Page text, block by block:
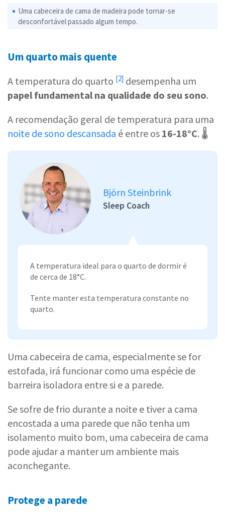
Uma cabeceira de cama de madeira pode tornar-se
desconfortável passado algum tempo.
Um quarto mais quente
A temperatura do quarto [2] desempenha um
papel fundamental na qualidade do seu sono.
A recomendação geral de temperatura para uma
noite de sono descansada é entre os 16-18°C. 🌡️
A temperatura ideal para o quarto de dormir é
de cerca de 18°C.
Tente manter esta temperatura constante no
quarto.
Björn Steinbrink
Sleep Coach
Uma cabeceira de cama, especialmente se for
estofada, irá funcionar como uma espécie de
barreira isoladora entre si e a parede.
Se sofre de frio durante a noite e tiver a cama
encostada a uma parede que não tenha um
isolamento muito bom, uma cabeceira de cama
pode ajudar a manter um ambiente mais
aconchegante.
Protege a parede